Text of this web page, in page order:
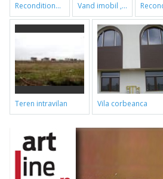
reconditionari cazi de baie vand imobil ,790m,piata gorjului,pret negociabil
teren intravilan vila corbeanca